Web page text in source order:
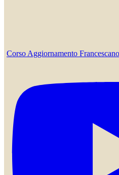
Corso Aggiornamento